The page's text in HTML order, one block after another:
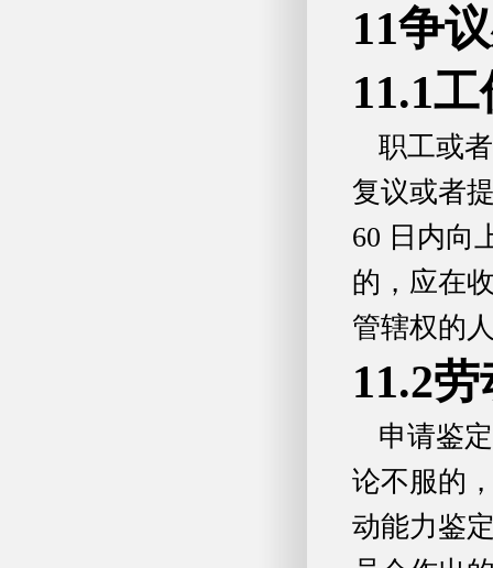
11争
11.1
职工或
复议或者
60 日内向
的，应在
管辖权的
11.2
申请鉴
论不服的
动能力鉴